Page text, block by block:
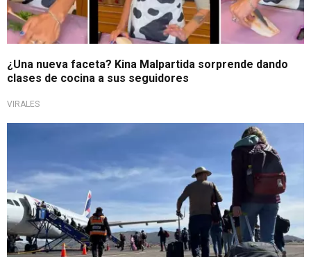
¿Una nueva faceta? Kina Malpartida sorprende dando
clases de cocina a sus seguidores
VIRALES